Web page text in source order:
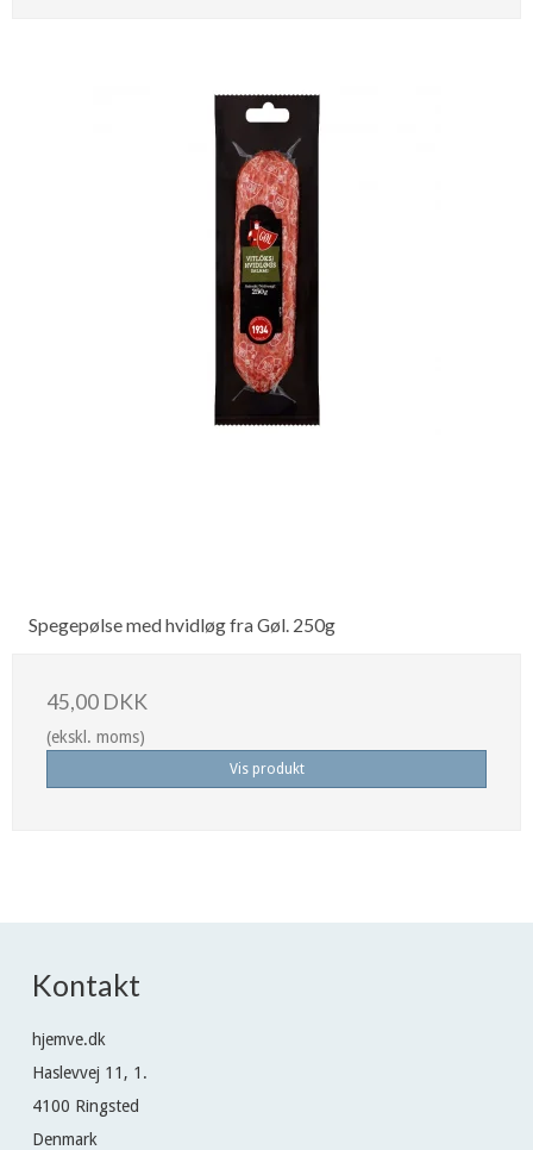
Spegepølse med hvidløg fra Gøl. 250g
45,00 DKK
(ekskl. moms)
Vis produkt
Kontakt
hjemve.dk
Haslevvej 11, 1.
4100 Ringsted
Denmark